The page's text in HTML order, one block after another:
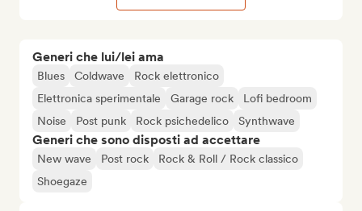
Generi che lui/lei ama
Blues Coldwave
Rock elettronico
Elettronica sperimentale
Garage rock
Lofi bedroom
Noise
Post punk Rock psichedelico Synthwave
Generi che sono disposti ad accettare
New wave Post rock
Rock & Roll / Rock classico
Shoegaze